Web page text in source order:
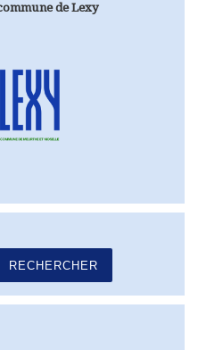
de Lexy
RECHERCHER